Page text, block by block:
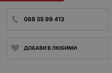
088 55 99 413
ДОБАВИ В ЛЮБИМИ